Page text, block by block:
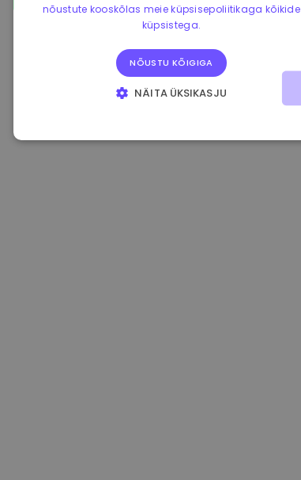
+6.10%
nõustute kooskõlas meie küpsisepoliitikaga kõikide
küpsistega.
NÕUSTU KÕIGIGA
NÄITA ÜKSIKASJU